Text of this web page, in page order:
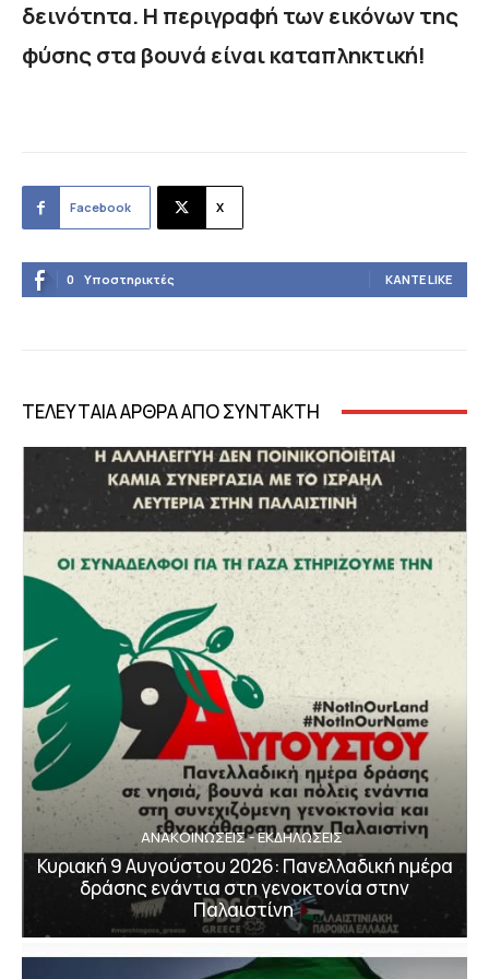
δεινότητα. Η περιγραφή των εικόνων της
φύσης στα βουνά είναι καταπληκτική!
Facebook X
0 Υποστηρικτές ΚΆΝΤΕ LIKE
ΤΕΛΕΥΤΑΙΑ ΑΡΘΡΑ ΑΠΟ ΣΥΝΤΑΚΤΗ
ΑΝΑΚΟΙΝΩΣΕΙΣ - ΕΚΔΗΛΩΣΕΙΣ
Κυριακή 9 Αυγούστου 2026: Πανελλαδική ημέρα
δράσης ενάντια στη γενοκτονία στην
Παλαιστίνη